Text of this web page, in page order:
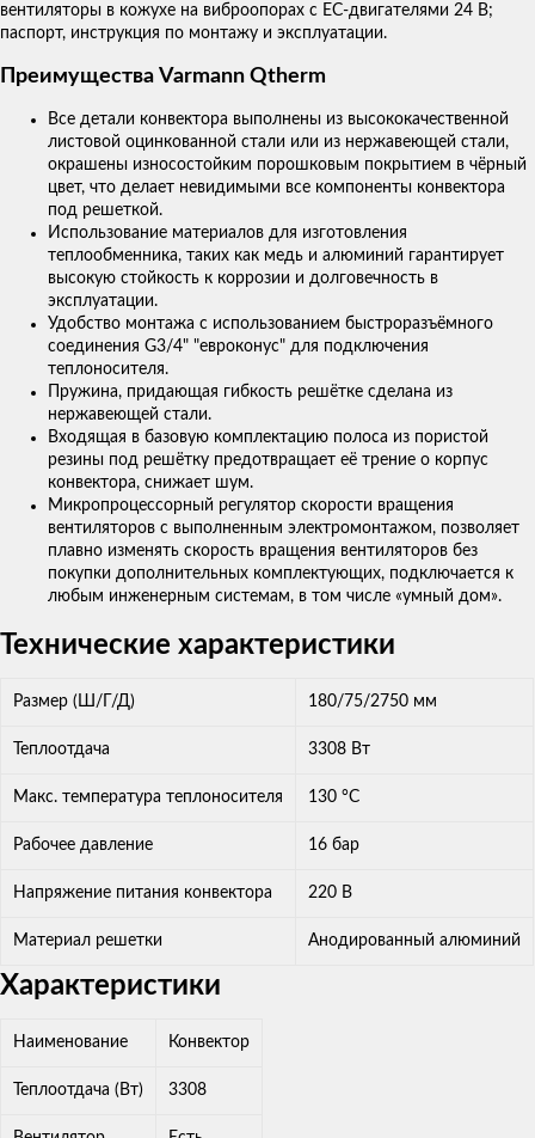
вентиляторы в кожухе на виброопорах с ЕС-двигателями 24 В;
паспорт, инструкция по монтажу и эксплуатации.
Преимущества Varmann Qtherm
Все детали конвектора выполнены из высококачественной
листовой оцинкованной стали или из нержавеющей стали,
окрашены износостойким порошковым покрытием в чёрный
цвет, что делает невидимыми все компоненты конвектора
под решеткой.
Использование материалов для изготовления
теплообменника, таких как медь и алюминий гарантирует
высокую стойкость к коррозии и долговечность в
эксплуатации.
Удобство монтажа с использованием быстроразъёмного
соединения G3/4" "евроконус" для подключения
теплоносителя.
Пружина, придающая гибкость решётке сделана из
нержавеющей стали.
Входящая в базовую комплектацию полоса из пористой
резины под решётку предотвращает её трение о корпус
конвектора, снижает шум.
Микропроцессорный регулятор скорости вращения
вентиляторов с выполненным электромонтажом, позволяет
плавно изменять скорость вращения вентиляторов без
покупки дополнительных комплектующих, подключается к
любым инженерным системам, в том числе «умный дом».
Технические характеристики
Размер (Ш/Г/Д) 180/75/2750 мм
Теплоотдача 3308 Вт
Макс. температура теплоносителя 130 °С
Рабочее давление 16 бар
Напряжение питания конвектора 220 В
Материал решетки Анодированный алюминий
Характеристики
Наименование Конвектор
Теплоотдача (Вт) 3308